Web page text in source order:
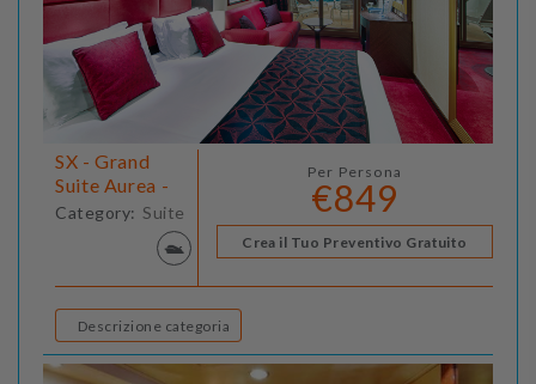
SX - Grand
Suite Aurea -
Category: Suite
Per Persona
€849
Crea il Tuo Preventivo Gratuito
Descrizione categoria